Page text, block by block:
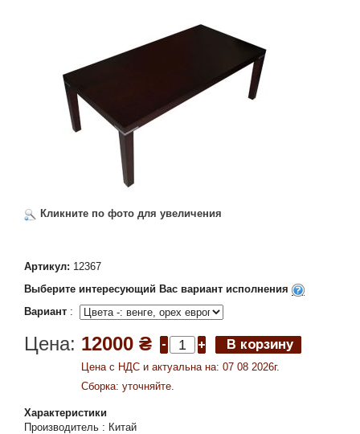
Кликните по фото для увеличения
Артикул: 12367
Выберите интересующий Вас вариант исполнения
Вариант :
Цена: 12000 ₴
Цена c НДС и актуальна на: 07 08 2026г.
Сборка: уточняйте.
Характеристики
Производитель : Китай